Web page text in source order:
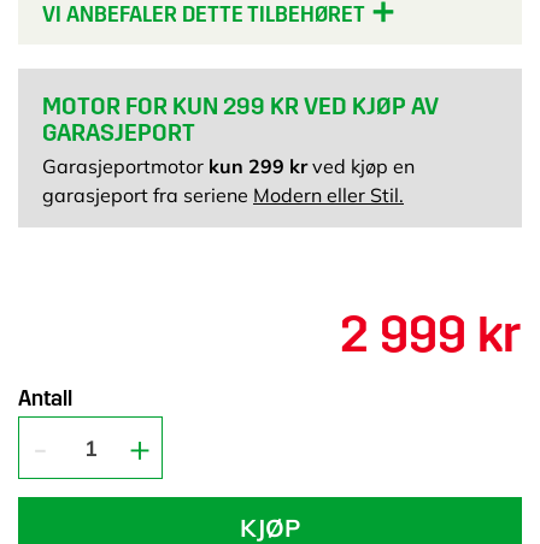
VI ANBEFALER DETTE TILBEHØRET
MOTOR FOR KUN 299 KR VED KJØP AV
GARASJEPORT
Garasjeportmotor kun 299 krved kjøp en
garasjeport fra seriene Modern eller Stil.
2 999 kr
Antall
KJØP